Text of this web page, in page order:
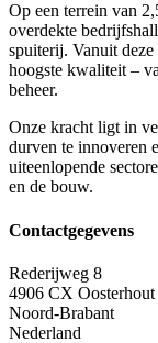
Op een terrein van
overdekte
spuiterij. Vanuit
hoogste kwaliteit –
beheer.
Onze kracht ligt in
durven te innoveren
uiteenlopende
en de bouw.
Contactgegevens
Rederijweg 8
4906 CX Oosterhout
Noord-Brabant
Nederland